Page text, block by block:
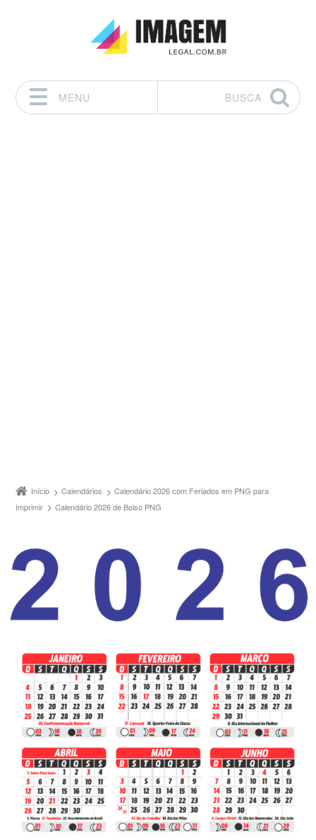
MENU
BUSCA
Início Calendários
Calendário 2026 com Feriados em PNG para
Imprimir
Calendário 2026 de Bolso PNG